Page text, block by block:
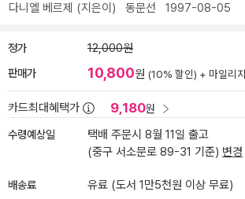
다니엘 베르제 (지은이) 동문선 1997-08-05
정가 12,000원
판매가 10,800원 (10% 할인) + 마일리
카드최대혜택가 9,180원
수령예상일
택배 주문시 8월 11일 출고
(중구 서소문로 89-31 기준) 변경
배송료 유료 (도서 1만5천원 이상 무료)